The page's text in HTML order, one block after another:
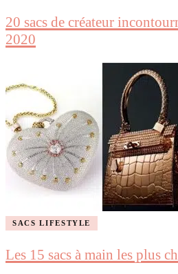
20 sacs de créateur
2020
SACS LIFESTYLE
Les 15 sacs à main les plus